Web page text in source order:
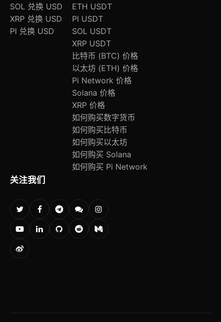
关注我们
SOL 兑换 USD
XRP 兑换 USD
PI 兑换 USD
ETH USDT
PI USDT
SOL USDT
XRP USDT
比特币 (BTC) 价格
以太坊 (ETH) 价格
Pi Network 价格
Solana 价格
XRP 价格
如何购买数字货币
如何购买比特币
如何购买以太坊
如何购买 Solana
如何购买 Pi Network